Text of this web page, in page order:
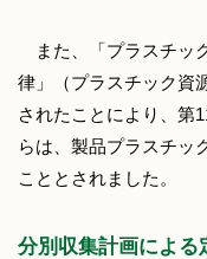
また、「プラスチッ
律」（プラスチック資
されたことにより、第
らは、製品プラスチッ
こととされました。
分別収集計画による